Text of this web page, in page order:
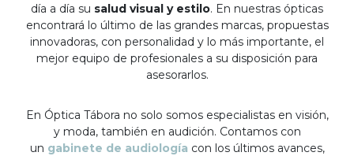
día a día su salud visual y estilo. En nuestras ópticas
encontrará lo último de las grandes marcas, propuestas
innovadoras, con personalidad y lo más importante, el
mejor equipo de profesionales a su disposición para
asesorarlos.
En Óptica Tábora no solo somos especialistas en visión,
y moda, también en audición. Contamos con
un gabinete de audiología con los últimos avances,